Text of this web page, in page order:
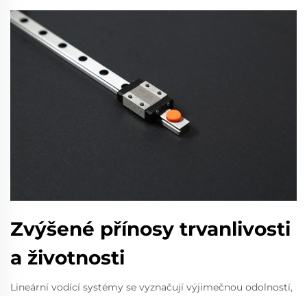
Zvýšené přínosy trvanlivosti
a životnosti
Lineární vodící systémy se vyznačují výjimečnou odolností,